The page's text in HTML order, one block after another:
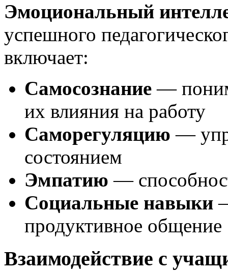
Эмоциональный
успешного
включает:
Самосознание —
их влияния на работу
Саморегуляцию —
состоянием
Эмпатию —
Социальные навыки
продуктивное общение
Взаимодействие с